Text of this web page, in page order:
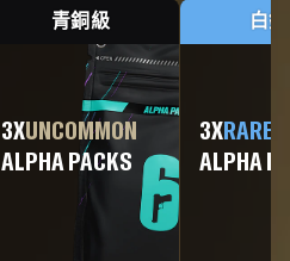
青銅級
3XUNCOMMON
ALPHA PACKS
白
3XRARE
ALPHA